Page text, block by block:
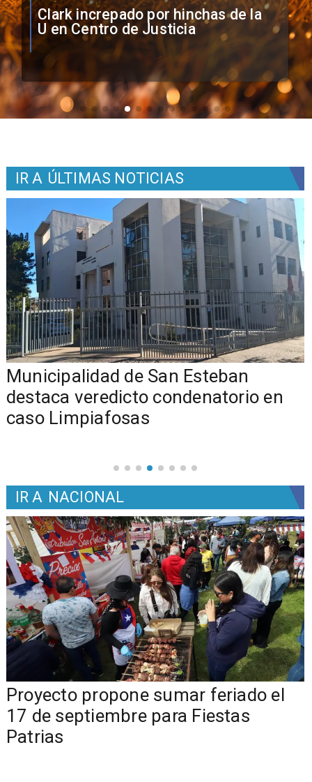
Vozinha firma contrato con Colo
Colo como nuevo arquero
IR A ÚLTIMAS NOTICIAS
Municipalidad de San Esteban
destaca veredicto condenatorio en
caso Limpiafosas
IR A NACIONAL
Proyecto propone sumar feriado el
17 de septiembre para Fiestas
Patrias